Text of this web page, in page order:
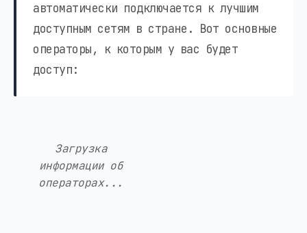
автоматически подключается к лучшим
доступным сетям в стране. Вот основные
операторы, к которым у вас будет
доступ:
Загрузка
информации об
операторах...